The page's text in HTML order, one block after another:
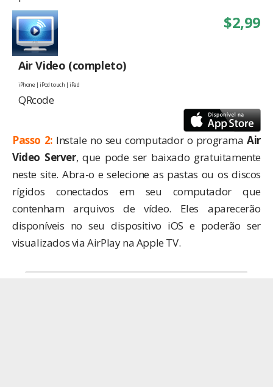
Air Video (completo)
iPhone | iPod touch | iPad
QRcode
$2,99
Passo 2: Instale no seu computador o programaAir
Video Server, que pode ser baixado gratuitamente
neste site. Abra-o e selecione as pastas ou os discos
rígidos conectados em seu computador que
contenham arquivos de vídeo. Eles aparecerão
disponíveis no seu dispositivo iOS e poderão ser
visualizados via AirPlay na Apple TV.